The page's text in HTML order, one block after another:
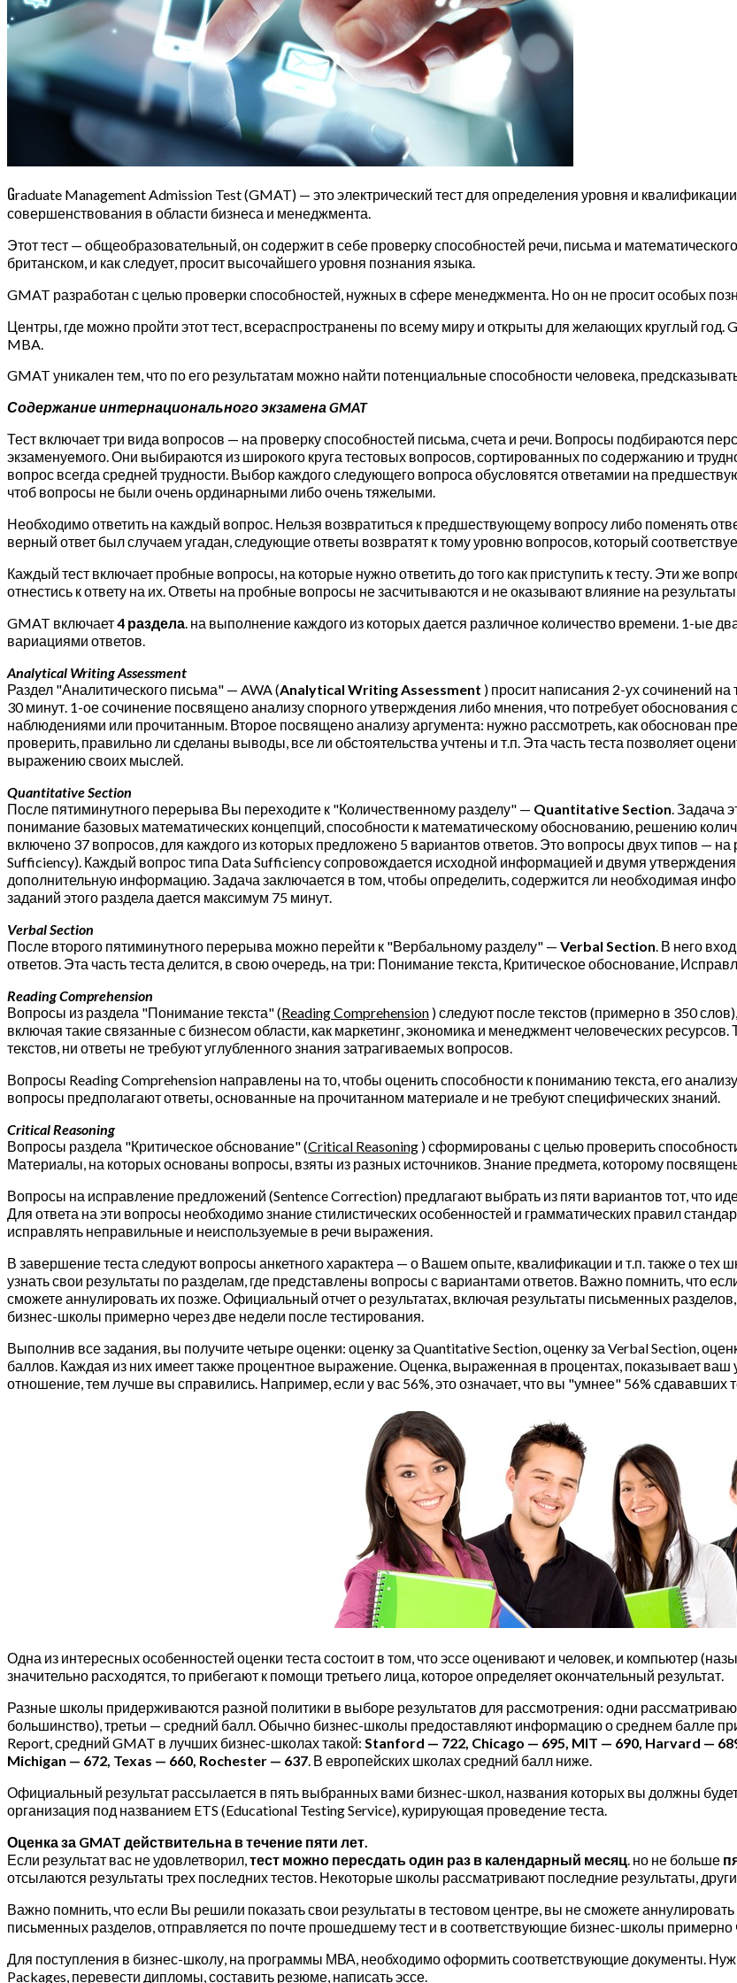
Graduate Management Admission Test (GMAT) — это электрический тест для определения уровня и
совершенствования в области бизнеса и менеджмента.
Этот тест — общеобразовательный, он содержит в себе проверку способностей речи, письма и
британском, и как следует, просит высочайшего уровня познания языка.
GMAT разработан с целью проверки способностей, нужных в сфере менеджмента. Но он не просит особых
Центры, где можно пройти этот тест, всераспространены по всему миру и открыты для желающих круглый год.
MBA.
GMAT уникален тем, что по его результатам можно найти потенциальные способности человека,
Содержание интернационального экзамена GMAT
Тест включает три вида вопросов — на проверку способностей письма, счета и речи. Вопросы подбираются
экзаменуемого. Они выбираются из широкого круга тестовых вопросов, сортированных по содержанию и
вопрос всегда средней трудности. Выбор каждого следующего вопроса обусловятся ответамии на
чтоб вопросы не были очень ординарными либо очень тяжелыми.
Необходимо ответить на каждый вопрос. Нельзя возвратиться к предшествующему вопросу либо поменять
верный ответ был случаем угадан, следующие ответы возвратят к тому уровню вопросов, который
Каждый тест включает пробные вопросы, на которые нужно ответить до того как приступить к тесту. Эти же
отнестись к ответу на их. Ответы на пробные вопросы не засчитываются и не оказывают влияние на результаты
GMAT включает4 раздела. на выполнение каждого из которых дается различное количество времени. 1-ые
вариациями ответов.
Analytical Writing Assessment
Раздел "Аналитического письма" — AWA (Analytical Writing Assessment ) просит написания 2-ух сочинений
30 минут. 1-ое сочинение посвящено анализу спорного утверждения либо мнения, что потребует
наблюдениями или прочитанным. Второе посвящено анализу аргумента: нужно рассмотреть, как обоснован
проверить, правильно ли сделаны выводы, все ли обстоятельства учтены и т.п. Эта часть теста позволяет
выражению своих мыслей.
Quantitative Section
После пятиминутного перерыва Вы переходите к "Количественному разделу" — Quantitative Section. Задача
понимание базовых математических концепций, способности к математическому обоснованию, решению
включено 37 вопросов, для каждого из которых предложено 5 вариантов ответов. Это вопросы двух типов —
Sufficiency). Каждый вопрос типа Data Sufficiency сопровождается исходной информацией и двумя
дополнительную информацию. Задача заключается в том, чтобы определить, содержится ли необходимая
заданий этого раздела дается максимум 75 минут.
Verbal Section
После второго пятиминутного перерыва можно перейти к "Вербальному разделу" — Verbal Section. В него
ответов. Эта часть теста делится, в свою очередь, на три: Понимание текста, Критическое обоснование,
Reading Comprehension
Вопросы из раздела "Понимание текста" (Reading Comprehension ) следуют после текстов (примерно в 350
включая такие связанные с бизнесом области, как маркетинг, экономика и менеджмент человеческих
текстов, ни ответы не требуют углубленного знания затрагиваемых вопросов.
Вопросы Reading Comprehension направлены на то, чтобы оценить способности к пониманию текста, его
вопросы предполагают ответы, основанные на прочитанном материале и не требуют специфических знаний.
Critical Reasoning
Вопросы раздела "Критическое обснование" (Critical Reasoning ) сформированы с целью проверить
Материалы, на которых основаны вопросы, взяты из разных источников. Знание предмета, которому
Вопросы на исправление предложений (Sentence Correction) предлагают выбрать из пяти вариантов тот, что
Для ответа на эти вопросы необходимо знание стилистических особенностей и грамматических правил
исправлять неправильные и неиспользуемые в речи выражения.
В завершение теста следуют вопросы анкетного характера — о Вашем опыте, квалификации и т.п. также о тех
узнать свои результаты по разделам, где представлены вопросы с вариантами ответов. Важно помнить, что
сможете аннулировать их позже. Официальный отчет о результатах, включая результаты письменных
бизнес-школы примерно через две недели после тестирования.
Выполнив все задания, вы получите четыре оценки: оценку за Quantitative Section, оценку за Verbal Section,
баллов. Каждая из них имеет также процентное выражение. Оценка, выраженная в процентах, показывает
отношение, тем лучше вы справились. Например, если у вас 56%, это означает, что вы "умнее" 56% сдававших
Одна из интересных особенностей оценки теста состоит в том, что эссе оценивают и человек, и компьютер
значительно расходятся, то прибегают к помощи третьего лица, которое определяет окончательный результат.
Разные школы придерживаются разной политики в выборе результатов для рассмотрения: одни
большинство), третьи — средний балл. Обычно бизнес-школы предоставляют информацию о среднем балле
Report, средний GMAT в лучших бизнес-школах такой: Stanford — 722, Chicago — 695, MIT — 690, Harvard —
Michigan — 672, Texas — 660, Rochester — 637. В европейских школах средний балл ниже.
Официальный результат рассылается в пять выбранных вами бизнес-школ, названия которых вы должны
организация под названием ETS (Educational Testing Service), курирующая проведение теста.
Оценка за GMAT действительна в течение пяти лет.
Если результат вас не удовлетворил,тест можно пересдать один раз в календарный месяц. но не больше
отсылаются результаты трех последних тестов. Некоторые школы рассматривают последние результаты,
Важно помнить, что если Вы решили показать свои результаты в тестовом центре, вы не сможете
письменных разделов, отправляется по почте прошедшему тест и в соответствующие бизнес-школы примерно
Для поступления в бизнес-школу, на программы МВА, необходимо оформить соответствующие документы.
Packages, перевести дипломы, составить резюме, написать эссе.